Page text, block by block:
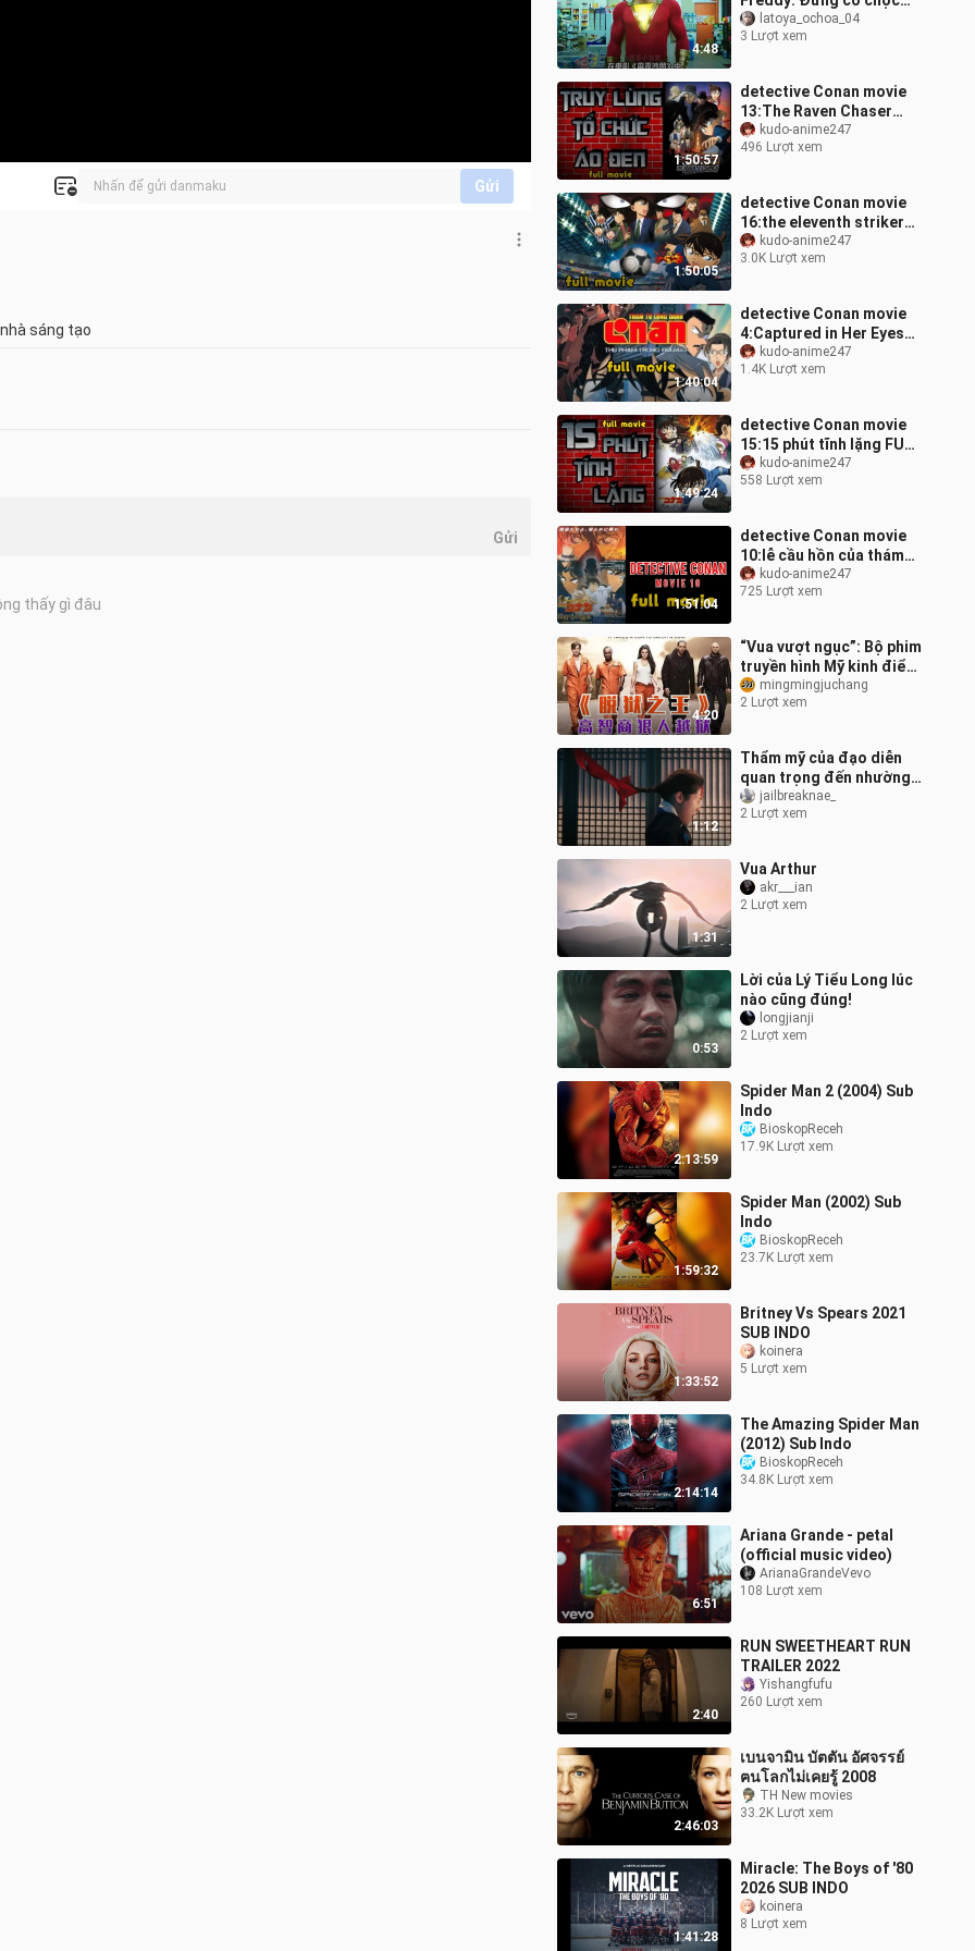
Gửi
sáng tạo
4:48
tôi, Siêu Nhân và Shazam
là anh em của tôi đấy!
latoya_ochoa_04
3 Lượt xem
1:50:57
detective Conan movie
13:The Raven Chaser
FULL MOVIE [lồng tiếng]
kudo-anime247
496 Lượt xem
1:50:05
detective Conan movie
16:the eleventh striker
FULL MOVIE [lồng tiếng]
kudo-anime247
3.0K Lượt xem
1:40:04
detective Conan movie
4:Captured in Her Eyes
FULL MOVIE [lồng tiếng]
kudo-anime247
1.4K Lượt xem
1:49:24
detective Conan movie
15:15 phút tĩnh lặng FULL
MOVIE [lồng tiếng]
kudo-anime247
558 Lượt xem
1:51:04
detective Conan movie
10:lễ cầu hồn của thám
tử FULL MOVIE [lồng
tiếng]
kudo-anime247
725 Lượt xem
4:20
“Vua vượt ngục”: Bộ phim
truyền hình Mỹ kinh điển
về đề tài vượt ngục, dài
11 năm, thuộc loạt phim v
mingmingjuchang
2 Lượt xem
1:12
Thẩm mỹ của đạo diễn
quan trọng đến nhường
nàojailbreaknae_
2 Lượt xem
1:31
Vua Arthur
akr___ian
2 Lượt xem
0:53
Lời của Lý Tiểu Long lúc
nào cũng đúng!
longjianji
2 Lượt xem
2:13:59
Spider Man 2 (2004) Sub
Indo
BioskopReceh
17.9K Lượt xem
1:59:32
Spider Man (2002) Sub
Indo
BioskopReceh
23.7K Lượt xem
1:33:52
Britney Vs Spears 2021
SUB INDO
koinera
5 Lượt xem
2:14:14
The Amazing Spider Man
(2012) Sub Indo
BioskopReceh
34.8K Lượt xem
6:51
Ariana Grande - petal
(official music video)
ArianaGrandeVevo
108 Lượt xem
2:40
RUN SWEETHEART RUN
TRAILER 2022
Yishangfufu
260 Lượt xem
2:46:03
เบนจามิน บัตตัน อัศจรรย์
ฅนโลกไม่เคยรู้ 2008
TH New movies
33.2K Lượt xem
1:41:28
Miracle: The Boys of '80
2026 SUB INDO
koinera
8 Lượt xem
Gửi
thấy gì đâu